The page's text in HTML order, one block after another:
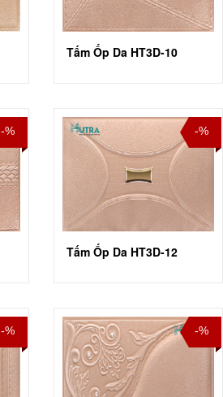
Tấm Ốp Da HT3D-10
-% -%
Tấm Ốp Da HT3D-12
-% -%